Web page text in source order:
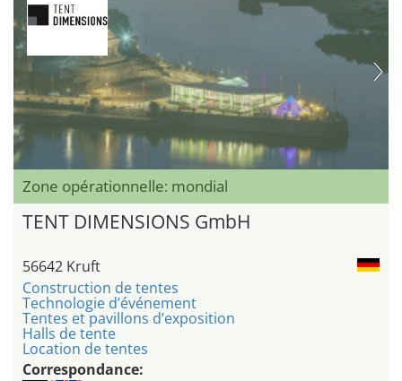
Zone opérationnelle: mondial
TENT DIMENSIONS GmbH
56642 Kruft
Construction de tentes
Technologie d’événement
Tentes et pavillons d’exposition
Halls de tente
Location de tentes
Correspondance: